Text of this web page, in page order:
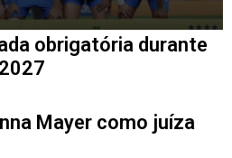
obrigatória durante
Mayer como juíza